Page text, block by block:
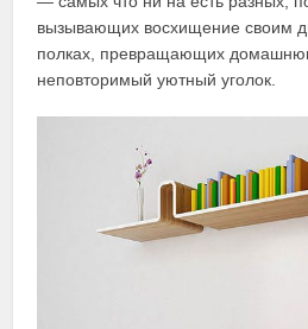
вызывающих восхищение своим
полках, превращающих
неповторимый уютный уголок.